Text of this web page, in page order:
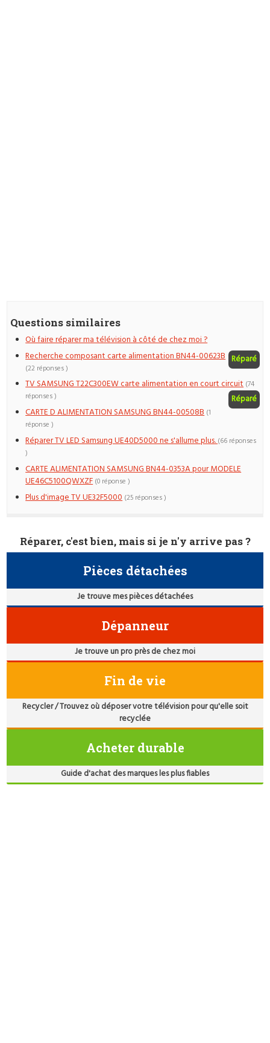
Questions similaires
Où faire réparer ma télévision à côté de chez moi ?
Recherche composant carte alimentation BN44-00623B Réparé
(22 réponses )
TV SAMSUNG T22C300EW carte alimentation en court circuit
Réparé
(74
réponses )
CARTE D ALIMENTATION SAMSUNG BN44-00508B (1
réponse )
Réparer TV LED Samsung UE40D5000 ne s'allume plus.(66 réponses
)
CARTE ALIMENTATION SAMSUNG BN44-0353A pour MODELE
UE46C5100QWXZF (0 réponse )
Plus d'image TV UE32F5000 (25 réponses )
Réparer, c'est bien, mais si je n'y arrive pas ?
Pièces détachées
Je trouve mes pièces détachées
Dépanneur
Je trouve un pro près de chez moi
Fin de vie
Recycler / Trouvez où déposer votre télévision pour qu'elle soit
recyclée
Acheter durable
Guide d'achat des marques les plus fiables